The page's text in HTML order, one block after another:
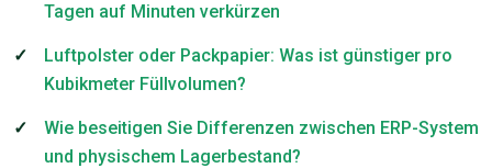
Tagen auf Minuten verkürzen
Luftpolster oder Packpapier: Was ist günstiger pro
Kubikmeter Füllvolumen?
Wie beseitigen Sie Differenzen zwischen ERP-System
und physischem Lagerbestand?